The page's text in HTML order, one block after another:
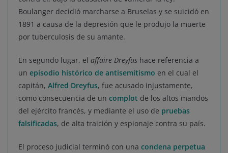
Boulanger decidió marcharse a Bruselas y se suicidó en
1891 a causa de la depresión que le produjo la muerte
por tuberculosis de su amante.
En segundo lugar, el affaire Dreyfus hace referencia a
un episodio histórico de antisemitismo en el cual el
capitán, Alfred Dreyfus, fue acusado injustamente,
como consecuencia de un complot de los altos mandos
del ejército francés, y mediante el uso de pruebas
falsificadas, de alta traición y espionaje contra su país.
El proceso judicial terminó con una condena perpetua